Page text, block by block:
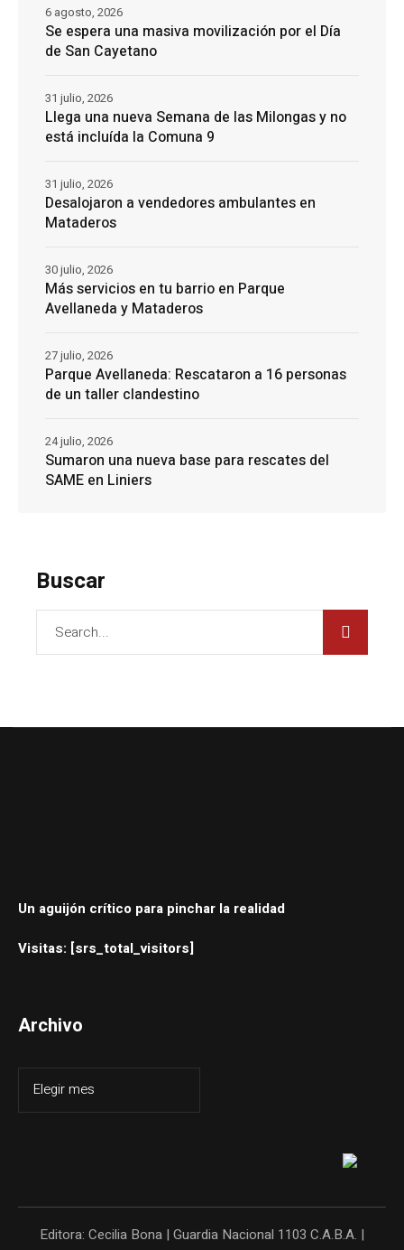
Se espera una masiva movilización por el Día
de San Cayetano
6 agosto, 2026
Llega una nueva Semana de las Milongas y no
está incluída la Comuna 9
31 julio, 2026
Desalojaron a vendedores ambulantes en
Mataderos
31 julio, 2026
Más servicios en tu barrio en Parque
Avellaneda y Mataderos
30 julio, 2026
Parque Avellaneda: Rescataron a 16 personas
de un taller clandestino
27 julio, 2026
Sumaron una nueva base para rescates del
SAME en Liniers
24 julio, 2026
Buscar
Un aguijón crítico para pinchar la realidad
Visitas: [srs_total_visitors]
Archivo
Editora: Cecilia Bona | Guardia Nacional 1103 C.A.B.A. |